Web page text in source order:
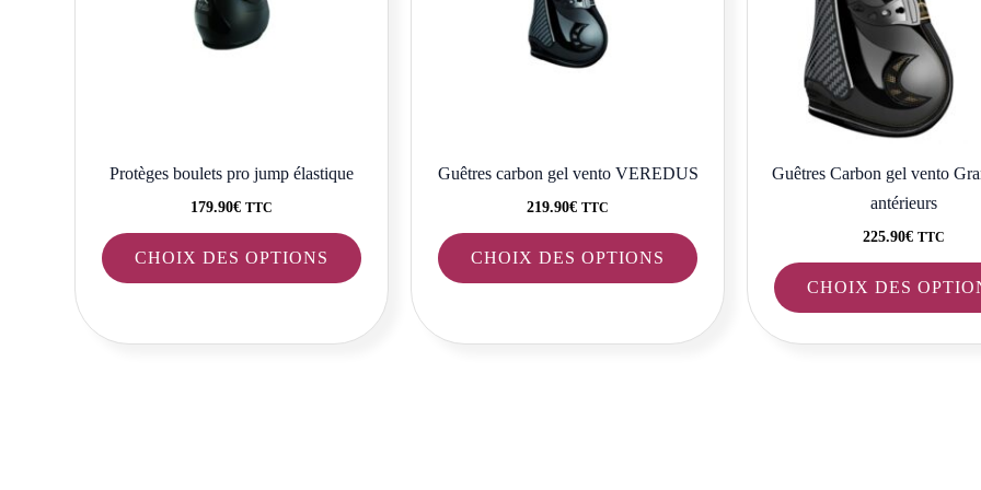
Protèges boulets pro jump élastique
179.90€ TTC
CHOIX DES OPTIONS
produit
Guêtres carbon gel vento VEREDUS
219.90€ TTC
CHOIX DES OPTIONS
la
produit
Guêtres Carbon gel vento
antérieurs
225.90€ TTC
CHOIX DES